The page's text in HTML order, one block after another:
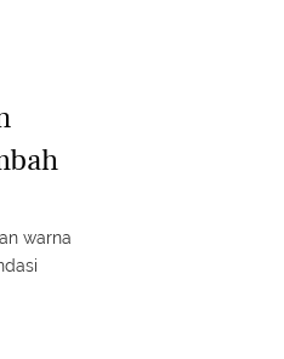
warna